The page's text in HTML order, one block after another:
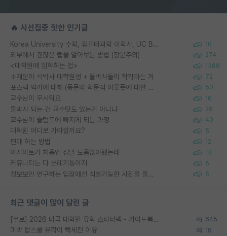
🔥 시선집중 핫한 인기글
Korea University 수학, 컴퓨터과학 이학사, UC Berkeley 산업공학 대학원 공학박사가 되는 것은 쉽지 않겠죠? 10
외부에서 괜찮은 랩을 알아보는 방법 (장문주의) 274
<대학원에 입학하는 법> 1388
소재분야 석박사 대학원생 + 물박사들이 착각하는 거 72
포스텍 억까에 대해 (동문의 학문적 아웃풋에 대한 반박) 50
교수님이 무서워요 16
물박사 되는 건 교수탓도 있는거 아니냐 29
교수님이 슬럼프에 빠지게 되는 과정 40
대학원 어디로 가야할까요? 5
편애 하는 방법 12
이사이트가 처음엔 정말 도움많이됐는데 13
커뮤니티는 다 쓰레기통이지 5
정보보안 연구하는 입장에선 식별가능한 사진을 올리는건 비추이긴함 5
최근 댓글이 많이 달린 글
[무료] 2026 미국 대학원 유학 스타터팩 - 가이드북 & 합격자 컨택메일 템플릿 645
미박 탑스쿨 유학이 빡세진 이유 19